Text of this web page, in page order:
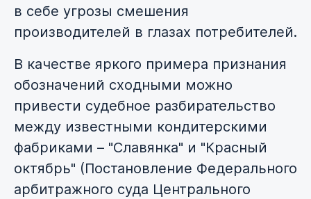
в себе угрозы смешения
производителей в глазах потребителей.
В качестве яркого примера признания
обозначений сходными можно
привести судебное разбирательство
между известными кондитерскими
фабриками – "Славянка" и "Красный
октябрь" (Постановление Федерального
арбитражного суда Центрального